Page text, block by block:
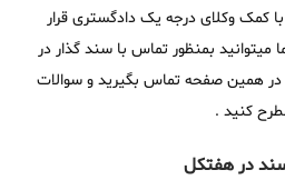
کمک وکلای درجه یک دادگستری قرار
بمنظور تماس با سند گذار در
همین صفحه تماس بگیرید و سوالات
کنید .
در هفتکل